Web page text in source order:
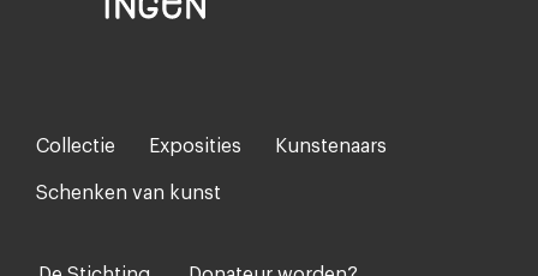
Footer-
menu
Collectie Exposities Kunstenaars
Schenken van kunst